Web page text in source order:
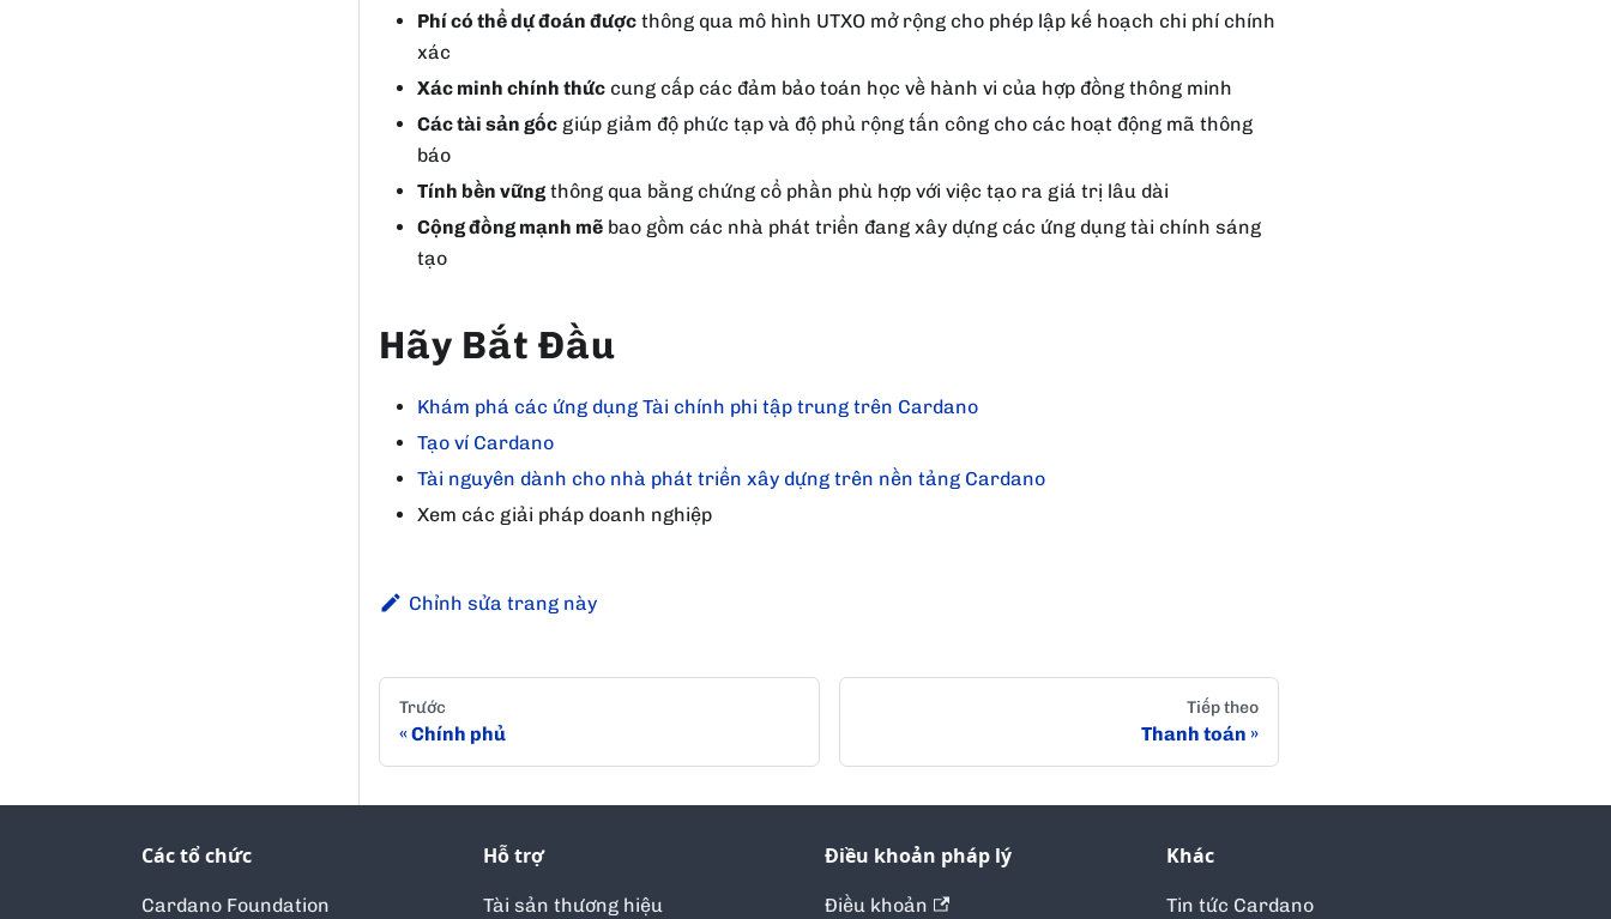
Phí có thể dự đoán được thông qua mô hình UTXO mở rộng cho phép lập kế hoạch chi phí chính
xác
Xác minh chính thức cung cấp các đảm bảo toán học về hành vi của hợp đồng thông minh
Các tài sản gốc giúp giảm độ phức tạp và độ phủ rộng tấn công cho các hoạt động mã thông
báo
Tính bền vững thông qua bằng chứng cổ phần phù hợp với việc tạo ra giá trị lâu dài
Cộng đồng mạnh mẽ bao gồm các nhà phát triển đang xây dựng các ứng dụng tài chính sáng
tạo
Hãy Bắt Đầu
Khám phá các ứng dụng Tài chính phi tập trung trên Cardano
Tạo ví Cardano
Tài nguyên dành cho nhà phát triển xây dựng trên nền tảng Cardano
Xem các giải pháp doanh nghiệp
Chỉnh sửa trang này
Trước
Chính phủ
Tiếp theo
Thanh toán
Các tổ chức
Cardano Foundation
Hỗ trợ
Tài sản thương hiệu
Điều khoản pháp lý
Điều khoản
Khác
Tin tức Cardano